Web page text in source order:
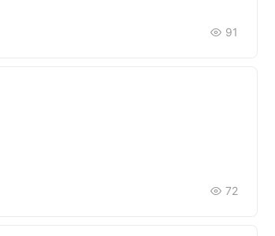
91
72